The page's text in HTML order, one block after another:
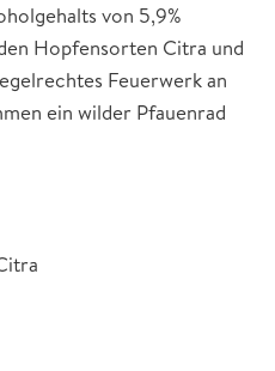
von 5,9%
Hopfensorten Citra und
Feuerwerk an
ein wilder Pfauenrad